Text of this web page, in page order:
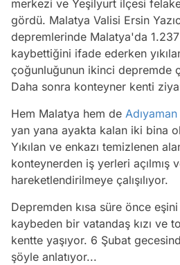
merkezi ve Yeşilyurt ilçesi
gördü. Malatya Valisi Ersin
depremlerinde Malatya'da 1.237
kaybettiğini ifade ederken
çoğunluğunun ikinci depremde
Daha sonra konteyner kenti
Hem Malatya hem de Adıyaman
yan yana ayakta kalan iki bina
Yıkılan ve enkazı temizlenen
konteynerden iş yerleri açılmış
hareketlendirilmeye çalışılıyor.
Depremden kısa süre önce eşini
kaybeden bir vatandaş kızı ve
kentte yaşıyor. 6 Şubat
şöyle anlatıyor...